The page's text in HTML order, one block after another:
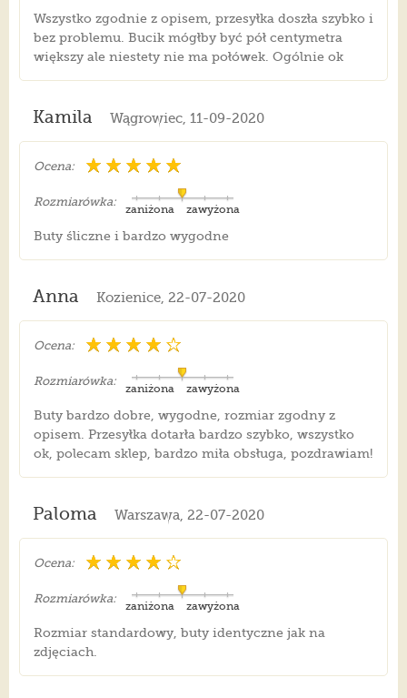
Wszystko zgodnie z opisem, przesyłka doszła szybko i
bez problemu. Bucik mógłby być pół centymetra
większy ale niestety nie ma połówek. Ogólnie ok
Kamila Wągrowiec, 11-09-2020
Ocena:
Rozmiarówka:
zawyżona
zaniżona
Buty śliczne i bardzo wygodne
Anna Kozienice, 22-07-2020
Ocena:
Rozmiarówka:
zawyżona
zaniżona
Buty bardzo dobre, wygodne, rozmiar zgodny z
opisem. Przesyłka dotarła bardzo szybko, wszystko
ok, polecam sklep, bardzo miła obsługa, pozdrawiam!
Paloma Warszawa, 22-07-2020
Ocena:
Rozmiarówka:
zawyżona
zaniżona
Rozmiar standardowy, buty identyczne jak na
zdjęciach.